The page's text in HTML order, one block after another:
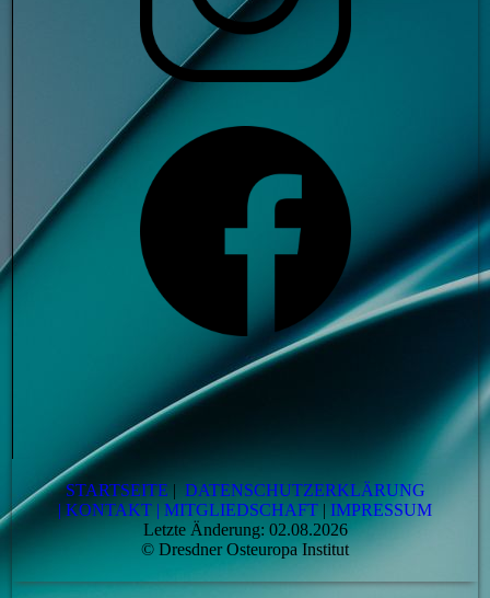
STARTSEITE | DATENSCHUTZERKLÄRUNG
| KONTAKT | MITGLIEDSCHAFT | IMPRESSUM
Letzte Änderung: 02.08.2026
© Dresdner Osteuropa Institut